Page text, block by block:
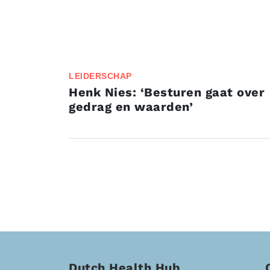
LEIDERSCHAP
Henk Nies: ‘Besturen gaat over
gedrag en waarden’